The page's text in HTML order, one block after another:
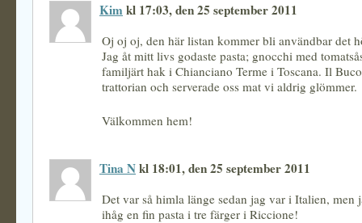
Kimkl 17:03, den 25 september 2011
Oj oj oj, den här listan kommer bli användbar det
Jag åt mitt livs godaste pasta; gnocchi med
familjärt hak i Chianciano Terme i Toscana. Il
trattorian och serverade oss mat vi aldrig glömmer.
Välkommen hem!
Tina Nkl 18:01, den 25 september 2011
Det var så himla länge sedan jag var i Italien, men
ihåg en fin pasta i tre färger i Riccione!